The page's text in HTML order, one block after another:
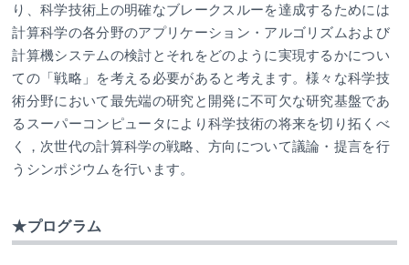
り、科学技術上の明確なブレークスルーを達成するためには
計算科学の各分野のアプリケーション・アルゴリズムおよび
計算機システムの検討とそれをどのように実現するかについ
ての「戦略」を考える必要があると考えます。様々な科学技
術分野において最先端の研究と開発に不可欠な研究基盤であ
るスーパーコンピュータにより科学技術の将来を切り拓くべ
く，次世代の計算科学の戦略、方向について議論・提言を行
うシンポジウムを行います。
★プログラム